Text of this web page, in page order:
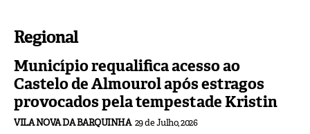
Regional
Município requalifica acesso ao
Castelo de Almourol após estragos
provocados pela tempestade Kristin
VILA NOVA DA BARQUINHA 29 de Julho, 2026